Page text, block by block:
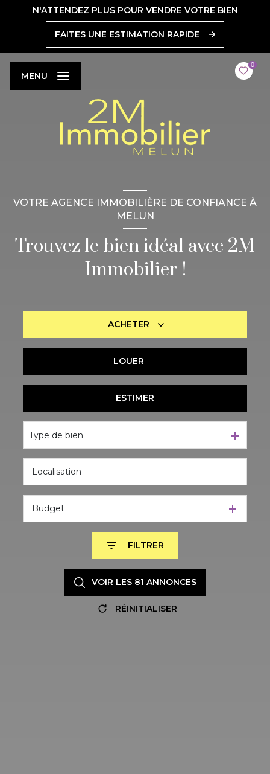
N'ATTENDEZ PLUS POUR VENDRE VOTRE BIEN
FAITES UNE ESTIMATION RAPIDE
0
MENU
VOTRE AGENCE IMMOBILIÈRE DE CONFIANCE À
MELUN
Trouvez le bien idéal avec 2M
Immobilier !
ACHETER
De l'immo pro
LOUER
De l'immo pro
ESTIMER
Type de bien
Budget
FILTRER
VOIR LES 81 ANNONCES
RÉINITIALISER